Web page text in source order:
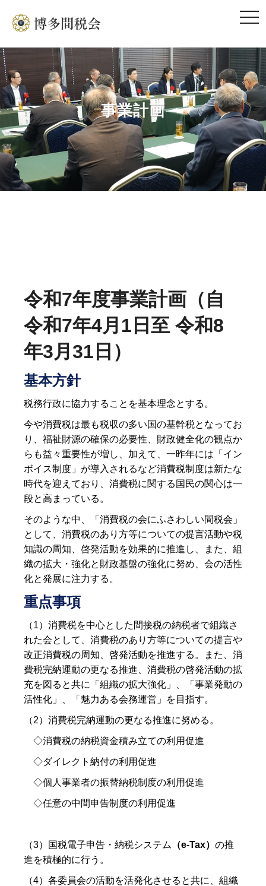
事業計画
令和7年度事業計画（自
令和7年4月1日至 令和8
年3月31日）
基本方針
税務行政に協力することを基本理念とする。
今や消費税は最も税収の多い国の基幹税となってお
り、福祉財源の確保の必要性、財政健全化の観点か
らも益々重要性が増し、加えて、一昨年には「イン
ボイス制度」が導入されるなど消費税制度は新たな
時代を迎えており、消費税に関する国民の関心は一
段と高まっている。
そのような中、「消費税の会にふさわしい間税会」
として、消費税のあり方等についての提言活動や税
知識の周知、啓発活動を効果的に推進し、また、組
織の拡大・強化と財政基盤の強化に努め、会の活性
化と発展に注力する。
重点事項
（1）消費税を中心とした間接税の納税者で組織さ
れた会として、消費税のあり方等についての提言や
改正消費税の周知、啓発活動を推進する。また、消
費税完納運動の更なる推進、消費税の啓発活動の拡
充を図ると共に「組織の拡大強化」、「事業発動の
活性化」、「魅力ある会務運営」を目指す。
（2）消費税完納運動の更なる推進に努める。
◇消費税の納税資金積み立ての利用促進
◇ダイレクト納付の利用促進
◇個人事業者の振替納税制度の利用促進
◇任意の中間申告制度の利用促進
（3）国税電子申告・納税システム （e-Tax） の推
進を積極的に行う。
（4）各委員会の活動を活発化させると共に、組織